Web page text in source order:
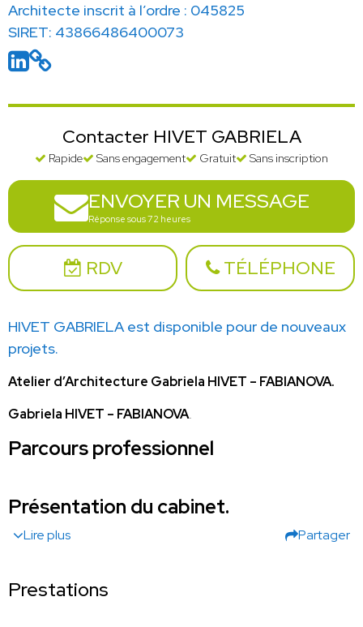
Architecte inscrit à l’ordre : 045825
SIRET: 43866486400073
Contacter HIVET GABRIELA
Rapide Sans engagement Gratuit Sans inscription
ENVOYER UN MESSAGE
Réponse sous 72 heures
RDV TÉLÉPHONE
HIVET GABRIELA est disponible pour de nouveaux
projets.
Atelier d’Architecture Gabriela HIVET – FABIANOVA.
Gabriela HIVET – FABIANOVA.
Parcours professionnel
Présentation du cabinet.
Lire plus Partager
Prestations